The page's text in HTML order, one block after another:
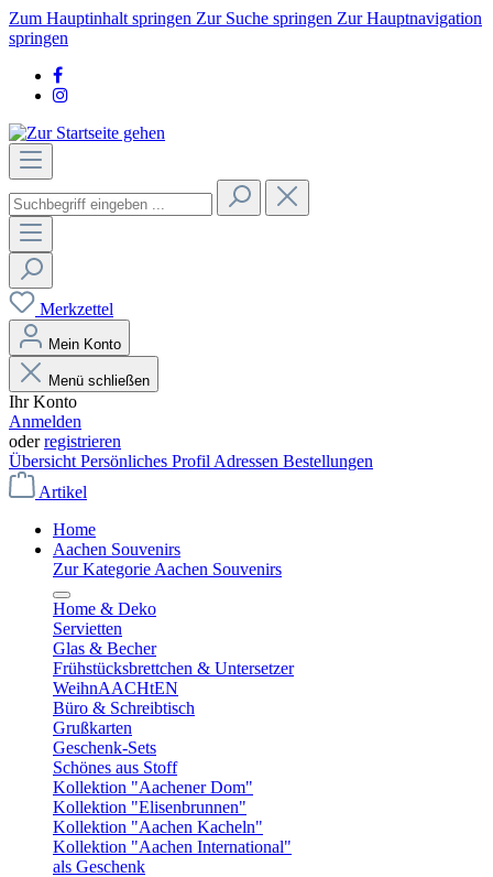
Zum Hauptinhalt springen Zur Suche springen Zur Hauptnavigation
springen
Merkzettel
Mein Konto
Menü schließen
Ihr Konto
Anmelden
oderregistrieren
Übersicht Persönliches Profil Adressen Bestellungen
Artikel
Home
Aachen Souvenirs
Zur Kategorie Aachen Souvenirs
Home & Deko
Servietten
Glas & Becher
Frühstücksbrettchen & Untersetzer
WeihnAACHtEN
Büro & Schreibtisch
Grußkarten
Geschenk-Sets
Schönes aus Stoff
Kollektion "Aachener Dom"
Kollektion "Elisenbrunnen"
Kollektion "Aachen Kacheln"
Kollektion "Aachen International"
als Geschenk